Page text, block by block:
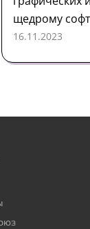
щедрому
16.11.2023